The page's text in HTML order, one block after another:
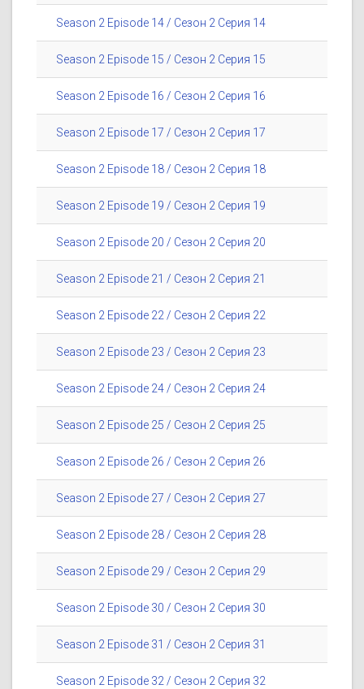
Season 2 Episode 14 / Сезон 2 Серия 14
Season 2 Episode 15 / Сезон 2 Серия 15
Season 2 Episode 16 / Сезон 2 Серия 16
Season 2 Episode 17 / Сезон 2 Серия 17
Season 2 Episode 18 / Сезон 2 Серия 18
Season 2 Episode 19 / Сезон 2 Серия 19
Season 2 Episode 20 / Сезон 2 Серия 20
Season 2 Episode 21 / Сезон 2 Серия 21
Season 2 Episode 22 / Сезон 2 Серия 22
Season 2 Episode 23 / Сезон 2 Серия 23
Season 2 Episode 24 / Сезон 2 Серия 24
Season 2 Episode 25 / Сезон 2 Серия 25
Season 2 Episode 26 / Сезон 2 Серия 26
Season 2 Episode 27 / Сезон 2 Серия 27
Season 2 Episode 28 / Сезон 2 Серия 28
Season 2 Episode 29 / Сезон 2 Серия 29
Season 2 Episode 30 / Сезон 2 Серия 30
Season 2 Episode 31 / Сезон 2 Серия 31
Season 2 Episode 32 / Сезон 2 Серия 32